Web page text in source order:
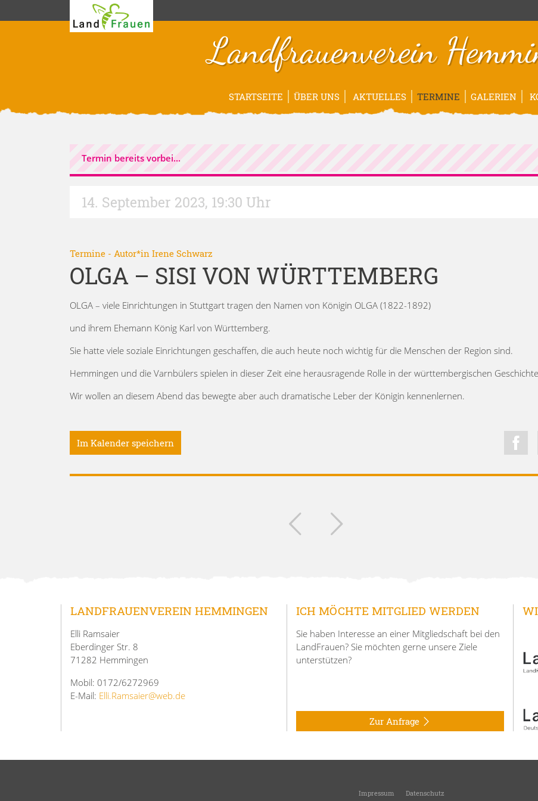
Landfrauenverein
STARTSEITE ÜBER UNS AKTUELLES TERMINE GALERIEN
Termin bereits vorbei...
14. September 2023, 19:30 Uhr
Termine - Autor*in Irene Schwarz
OLGA – SISI VON WÜRTTEMBERG
OLGA – viele Einrichtungen in Stuttgart tragen den Namen von Königin OLGA (1822-1892)
und ihrem Ehemann König Karl von Württemberg.
Sie hatte viele soziale Einrichtungen geschaffen, die auch heute noch wichtig für die Menschen der Region sind.
Hemmingen und die Varnbülers spielen in dieser Zeit eine herausragende Rolle in der württembergischen
Wir wollen an diesem Abend das bewegte aber auch dramatische Leber der Königin kennenlernen.
Im Kalender speichern
LANDFRAUENVEREIN HEMMINGEN
Elli Ramsaier
Eberdinger Str. 8
71282 Hemmingen
Mobil: 0172/6272969
E-Mail: Elli.Ramsaier@web.de
ICH MÖCHTE MITGLIED WERDEN
Sie haben Interesse an einer Mitgliedschaft bei den
LandFrauen? Sie möchten gerne unsere Ziele
unterstützen?
Zur Anfrage
Impressum Datenschutz